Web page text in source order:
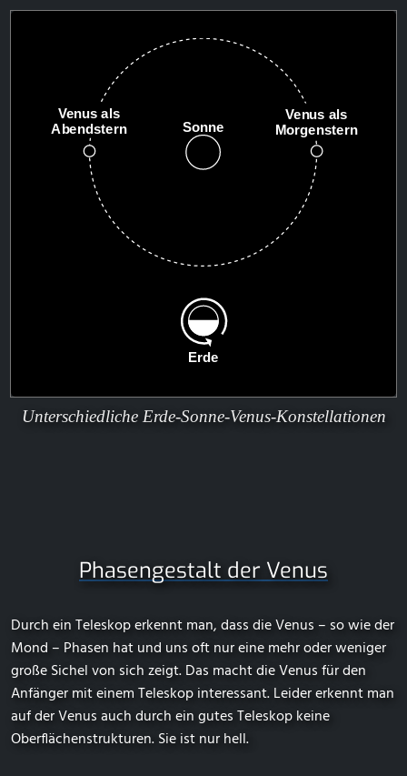
Unterschiedliche Erde-Sonne-Venus-Konstellationen
Phasengestalt der Venus
Durch ein Teleskop erkennt man, dass die Venus – so wie der
Mond – Phasen hat und uns oft nur eine mehr oder weniger
große Sichel von sich zeigt. Das macht die Venus für den
Anfänger mit einem Teleskop interessant. Leider erkennt man
auf der Venus auch durch ein gutes Teleskop keine
Oberflächenstrukturen. Sie ist nur hell.